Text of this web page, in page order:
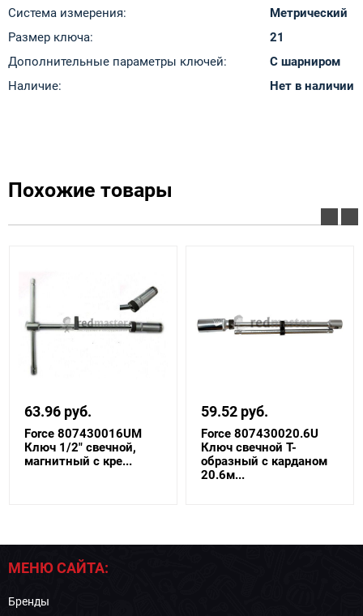
Система измерения:
Метрический
Размер ключа:
21
Дополнительные параметры ключей:
С шарниром
Наличие:
Нет в наличии
Похожие товары
63.96 руб.
Force 807430016UM
Ключ 1/2" свечной,
магнитный с кре...
59.52 руб.
Force 807430020.6U
Ключ свечной Т-
образный с карданом
20.6м...
МЕНЮ САЙТА:
Бренды